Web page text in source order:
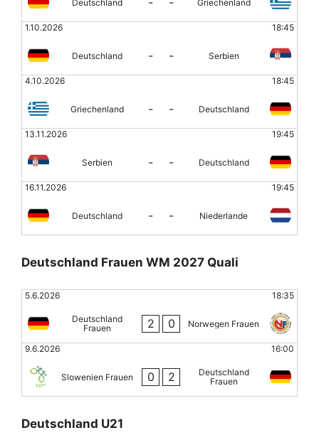
Deutschland Griechenland
1.10.2026 18:45
Deutschland - - Serbien
4.10.2026 18:45
Griechenland - - Deutschland
13.11.2026 19:45
Serbien - - Deutschland
16.11.2026 19:45
Deutschland - - Niederlande
Deutschland Frauen WM 2027 Quali
5.6.2026 18:35
Deutschland
Frauen
2 0 Norwegen Frauen
9.6.2026 16:00
Slowenien Frauen 0 2
Deutschland
Frauen
Deutschland U21